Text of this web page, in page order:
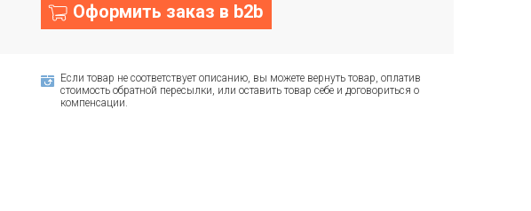
Оформить заказ в b2b
Если товар не соответствует описанию, вы можете вернуть товар, оплатив
стоимость обратной пересылки, или оставить товар себе и договориться о
компенсации.